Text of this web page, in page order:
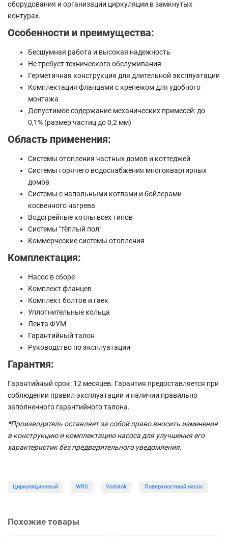
оборудования и организации циркуляции в замкнутых
контурах.
Особенности и преимущества:
Бесшумная работа и высокая надежность
Не требует технического обслуживания
Герметичная конструкция для длительной эксплуатации
Комплектация фланцами с крепежом для удобного
монтажа
Допустимое содержание механических примесей: до
0,1% (размер частиц до 0,2 мм)
Область применения:
Системы отопления частных домов и коттеджей
Системы горячего водоснабжения многоквартирных
домов
Системы с напольными котлами и бойлерами
косвенного нагрева
Водогрейные котлы всех типов
Системы "тёплый пол"
Коммерческие системы отопления
Комплектация:
Насос в сборе
Комплект фланцев
Комплект болтов и гаек
Уплотнительные кольца
Лента ФУМ
Гарантийный талон
Руководство по эксплуатации
Гарантия:
Гарантийный срок: 12 месяцев. Гарантия предоставляется при
соблюдении правил эксплуатации и наличии правильно
заполненного гарантийного талона.
*Производитель оставляет за собой право вносить изменения
в конструкцию и комплектацию насоса для улучшения его
характеристик без предварительного уведомления.
Циркуляционный WRS Vodotok Поверхностный насос
Похожие товары